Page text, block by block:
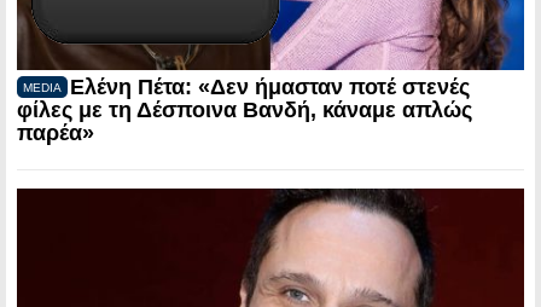
MEDIA
Ελένη Πέτα: «Δεν ήμασταν ποτέ στενές
φίλες με τη Δέσποινα Βανδή, κάναμε απλώς
παρέα»